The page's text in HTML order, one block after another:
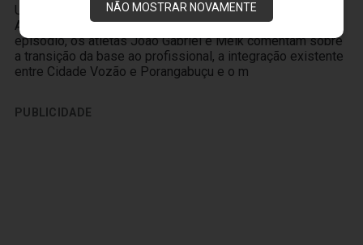
NÃO MOSTRAR NOVAMENTE
Um novo produto chegou à Vozão TV! O PodFalar,
Alvinegro, podcast oficial do Ceará SC. No terceiro
episódio, os atletas João Gabriel e Melk comentam sobre
a transição da base ao profissional, a integração existente
entre Cidade Vozão e Porangabuçu e o m
PUBLICIDADE